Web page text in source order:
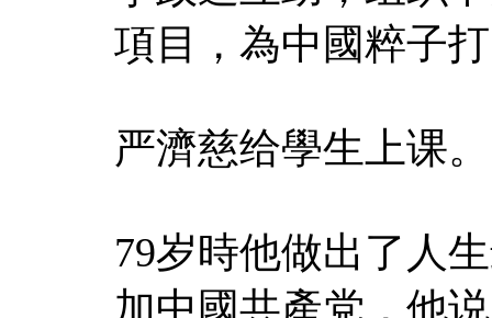
項目，為中國粹子
严濟慈给學生上课
79岁時他做出了人
加中國共產党，他